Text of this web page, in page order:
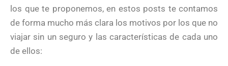
los que te proponemos, en estos posts te contamos
de forma mucho más clara los motivos por los que no
viajar sin un seguro y las características de cada uno
de ellos: